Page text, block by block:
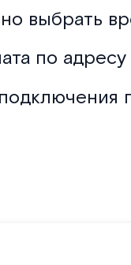
выбрать
по